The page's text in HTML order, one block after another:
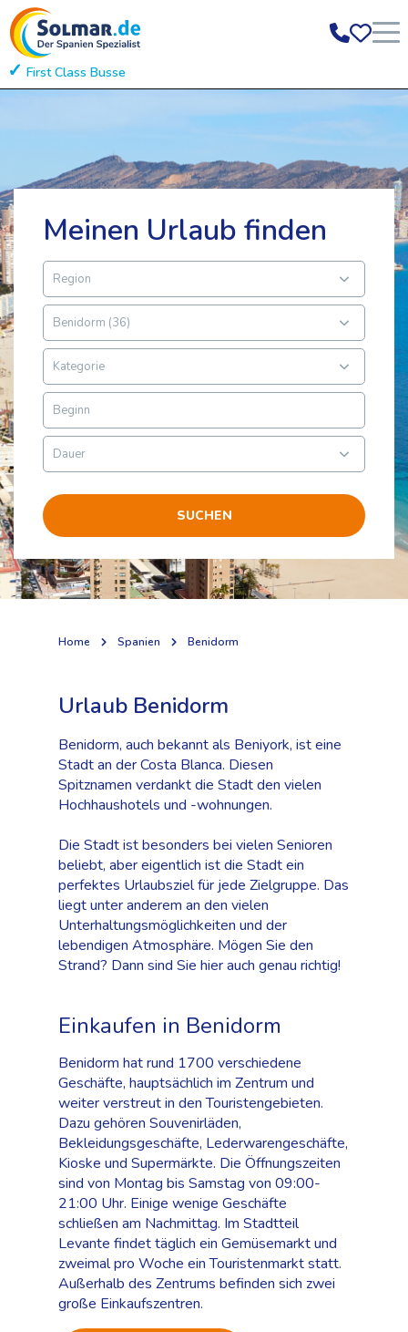
First Class Busse
Meinen Urlaub finden
SUCHEN
Home Spanien Benidorm
Urlaub Benidorm
Benidorm, auch bekannt als Beniyork, ist eine
Stadt an der Costa Blanca. Diesen
Spitznamen verdankt die Stadt den vielen
Hochhaushotels und -wohnungen.
Die Stadt ist besonders bei vielen Senioren
beliebt, aber eigentlich ist die Stadt ein
perfektes Urlaubsziel für jede Zielgruppe. Das
liegt unter anderem an den vielen
Unterhaltungsmöglichkeiten und der
lebendigen Atmosphäre. Mögen Sie den
Strand? Dann sind Sie hier auch genau richtig!
Einkaufen in Benidorm
Benidorm hat rund 1700 verschiedene
Geschäfte, hauptsächlich im Zentrum und
weiter verstreut in den Touristengebieten.
Dazu gehören Souvenirläden,
Bekleidungsgeschäfte, Lederwarengeschäfte,
Kioske und Supermärkte. Die Öffnungszeiten
sind von Montag bis Samstag von 09:00-
21:00 Uhr. Einige wenige Geschäfte
schließen am Nachmittag. Im Stadtteil
Levante findet täglich ein Gemüsemarkt und
zweimal pro Woche ein Touristenmarkt statt.
Außerhalb des Zentrums befinden sich zwei
große Einkaufszentren.